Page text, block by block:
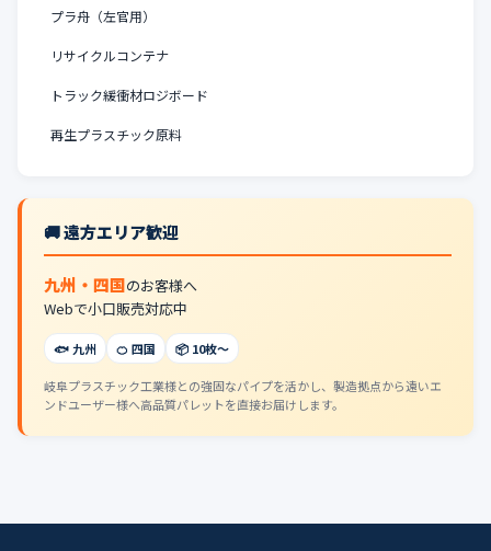
プラ舟（左官用）
リサイクルコンテナ
トラック緩衝材ロジボード
再生プラスチック原料
🚚 遠方エリア歓迎
九州・四国のお客様へ
Webで小口販売対応中
🐟 九州 🍊 四国 📦 10枚〜
岐阜プラスチック工業様との強固なパイプを活かし、製造拠点から遠いエ
ンドユーザー様へ高品質パレットを直接お届けします。